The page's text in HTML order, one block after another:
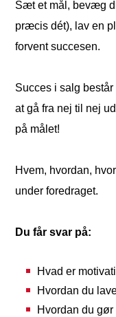
Sæt et mål, bevæg
præcis dét), lav en
forvent succesen.
Succes i salg
at gå fra nej til nej
på målet!
Hvem, hvordan,
under foredraget.
Du får svar på:
Hvad er
Hvordan du
Hvordan du